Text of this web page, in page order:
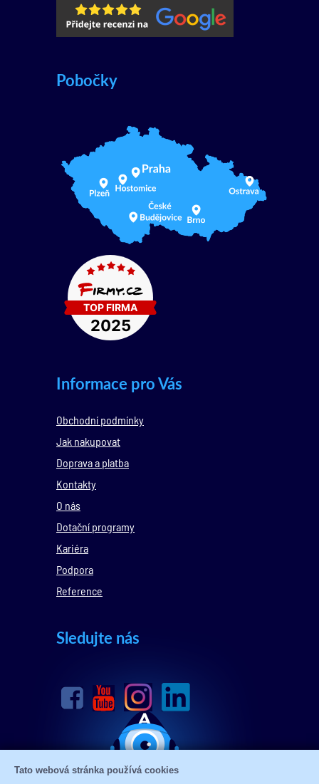
Pobočky
Informace pro Vás
Obchodní podmínky
Jak nakupovat
Doprava a platba
Kontakty
O nás
Dotační programy
Kariéra
Podpora
Reference
Sledujte nás
Tato webová stránka používá cookies